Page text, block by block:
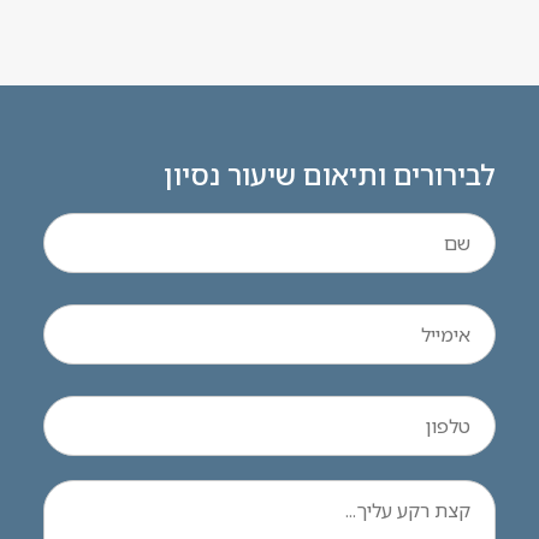
לבירורים ותיאום שיעור נסיון